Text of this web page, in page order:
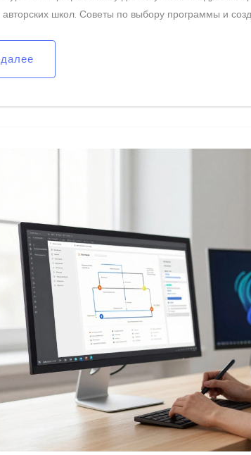
авторских школ. Советы по выбору программы и